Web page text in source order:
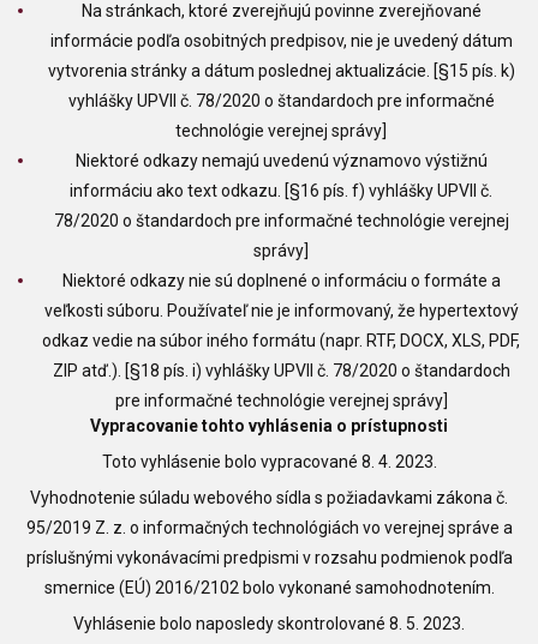
Na stránkach, ktoré zverejňujú povinne zverejňované
informácie podľa osobitných predpisov, nie je uvedený dátum
vytvorenia stránky a dátum poslednej aktualizácie. [§15 pís. k)
vyhlášky UPVII č. 78/2020 o štandardoch pre informačné
technológie verejnej správy]
Niektoré odkazy nemajú uvedenú významovo výstižnú
informáciu ako text odkazu. [§16 pís. f) vyhlášky UPVII č.
78/2020 o štandardoch pre informačné technológie verejnej
správy]
Niektoré odkazy nie sú doplnené o informáciu o formáte a
veľkosti súboru. Používateľ nie je informovaný, že hypertextový
odkaz vedie na súbor iného formátu (napr. RTF, DOCX, XLS, PDF,
ZIP atď.). [§18 pís. i) vyhlášky UPVII č. 78/2020 o štandardoch
pre informačné technológie verejnej správy]
Vypracovanie tohto vyhlásenia o prístupnosti
Toto vyhlásenie bolo vypracované 8. 4. 2023.
Vyhodnotenie súladu webového sídla s požiadavkami zákona č.
95/2019 Z. z. o informačných technológiách vo verejnej správe a
príslušnými vykonávacími predpismi v rozsahu podmienok podľa
smernice (EÚ) 2016/2102 bolo vykonané samohodnotením.
Vyhlásenie bolo naposledy skontrolované 8. 5. 2023.